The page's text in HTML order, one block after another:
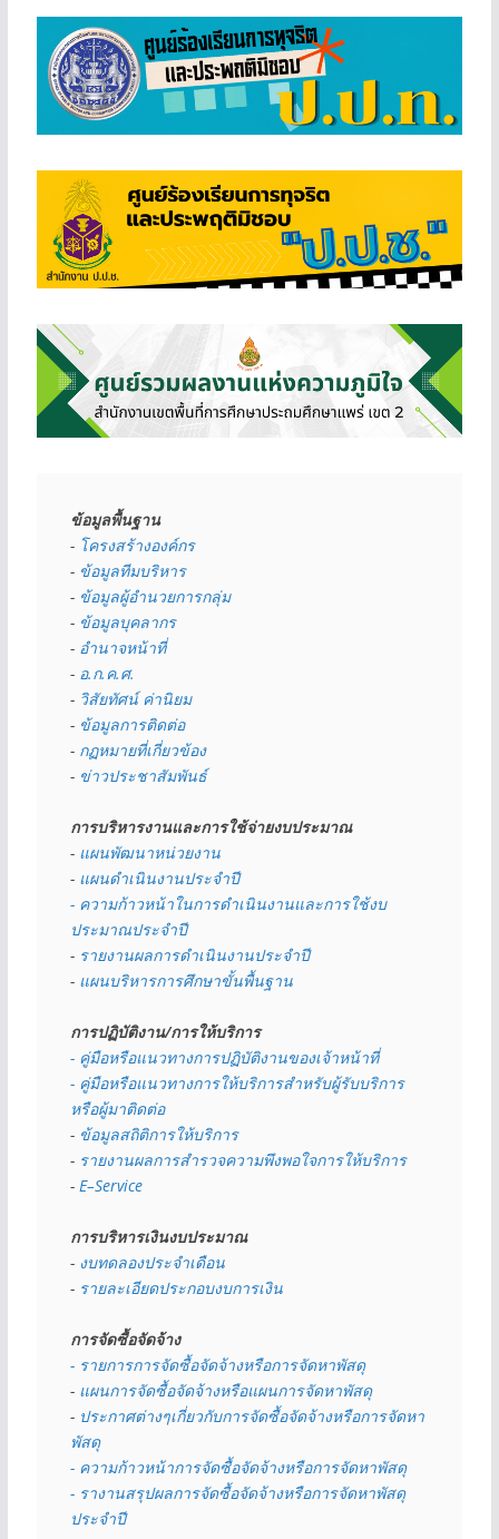
ข้อมูลพื้นฐาน
- โครงสร้างองค์กร
- ข้อมูลทีมบริหาร
- ข้อมูลผู้อำนวยการกลุ่ม
- ข้อมูลบุคลากร
- อำนาจหน้าที่
- อ.ก.ค.ศ.
- วิสัยทัศน์ ค่านิยม
- ข้อมูลการติดต่อ
- กฏหมายที่เกี่ยวข้อง
- ข่าวประชาสัมพันธ์
การบริหารงานและการใช้จ่ายงบประมาณ
- แผนพัฒนาหน่วยงาน
- แผนดำเนินงานประจำปี
- ความก้าวหน้าในการดำเนินงานและการใช้งบ
ประมาณประจำปี
- รายงานผลการดำเนินงานประจำปี
- แผนบริหารการศึกษาขั้นพื้นฐาน
การปฏิบัติงาน/การให้บริการ
- คู่มือหรือแนวทางการปฏิบัติงานของเจ้าหน้าที่
- คู่มือหรือแนวทางการให้บริการสำหรับผู้รับบริการ
หรือผู้มาติดต่อ
- ข้อมูลสถิติการให้บริการ
- รายงานผลการสำรวจความพึงพอใจการให้บริการ
- E–Service
การบริหารเงินงบประมาณ
- งบทดลองประจำเดือน
- รายละเอียดประกอบงบการเงิน
การจัดซื้อจัดจ้าง
- รายการการจัดซื้อจัดจ้างหรือการจัดหาพัสดุ
- แผนการจัดซื้อจัดจ้างหรือแผนการจัดหาพัสดุ
- ประกาศต่างๆเกี่ยวกับการจัดซื้อจัดจ้างหรือการจัดหา
พัสดุ
- ความก้าวหน้าการจัดซื้อจัดจ้างหรือการจัดหาพัสดุ
- รางานสรุปผลการจัดซื้อจัดจ้างหรือการจัดหาพัสดุ
ประจำปี